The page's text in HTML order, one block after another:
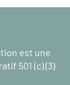
est une
501 (c) (3)